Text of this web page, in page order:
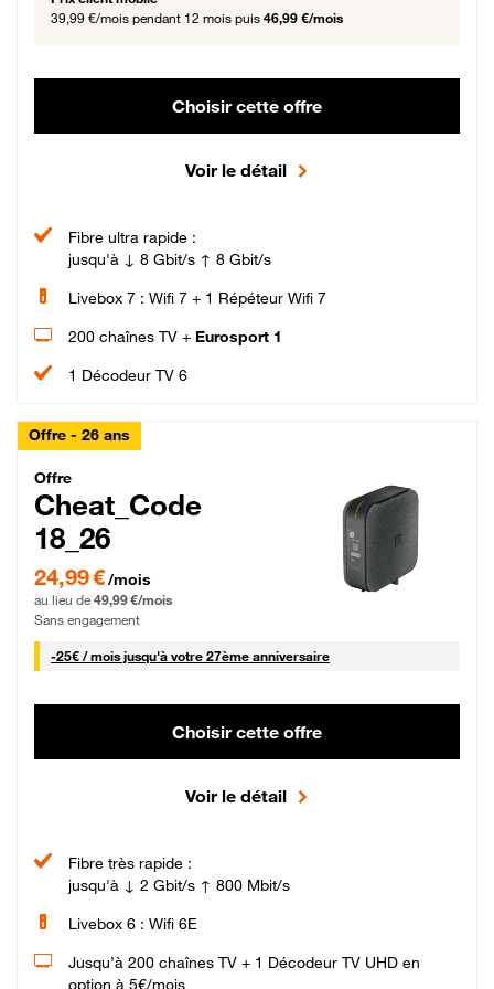
39,99 €/mois pendant 12 mois puis 46,99 €/mois
Choisir cette offre
Voir le détail
Fibre ultra rapide :
jusqu'à ↓ 8 Gbit/s ↑ 8 Gbit/s
Livebox 7 : Wifi 7 + 1 Répéteur Wifi 7
200 chaînes TV + Eurosport 1
1 Décodeur TV 6
Offre - 26 ans
Cheat_Code Fibre_18_26
Offre
Cheat_Code
18_26
24,99 € par mois pendant 0 mois puis 49,99 € par mois, Sans engagement
24,99 €/mois
au lieu de 49,99 €/mois
Sans engagement
-25€ / mois25 € par mois
jusqu'à votre 27ème anniversaire
Choisir cette offre
Voir le détail
Fibre très rapide :
jusqu'à ↓ 2 Gbit/s ↑ 800 Mbit/s
Livebox 6 : Wifi 6E
Jusqu’à 200 chaînes TV + 1 Décodeur TV UHD en
option à 5€/mois